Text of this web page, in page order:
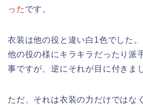
った です。
衣装は他の役と違い白1色でした。
他の役の様にキラキラだったり派
事ですが、逆にそれが目に付きま
ただ、それは衣装の力だけではな